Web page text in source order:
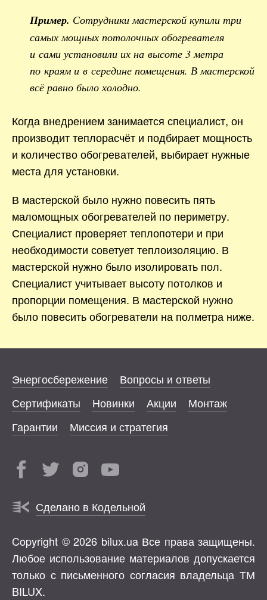
Пример. Сотрудники мастерской купили три
самых мощных потолочных обогревателя
и сами установили их на высоте 3 метра
по краям и в середине помещения. В мастерской
всё равно было холодно.
Когда внедрением занимается специалист, он
производит теплорасчёт и подбирает мощность
и количество обогревателей, выбирает нужные
места для установки.
В мастерской было нужно повесить пять
маломощных обогревателей по периметру.
Специалист проверяет теплопотери и при
необходимости советует теплоизоляцию. В
мастерской нужно было изолировать пол.
Специалист учитывает высоту потолков и
пропорции помещения. В мастерской нужно
было повесить обогреватели на полметра ниже.
Энергосбережение
Вопросы и ответы
Сертификаты
Новинки Акции
Монтаж
Гарантии
Миссия и стратегия
Сделано в Кодельной
Copyright © 2026 bilux.ua Все права защищены.
Любое использование материалов допускается
только с письменного согласия владельца ТМ
BILUX.